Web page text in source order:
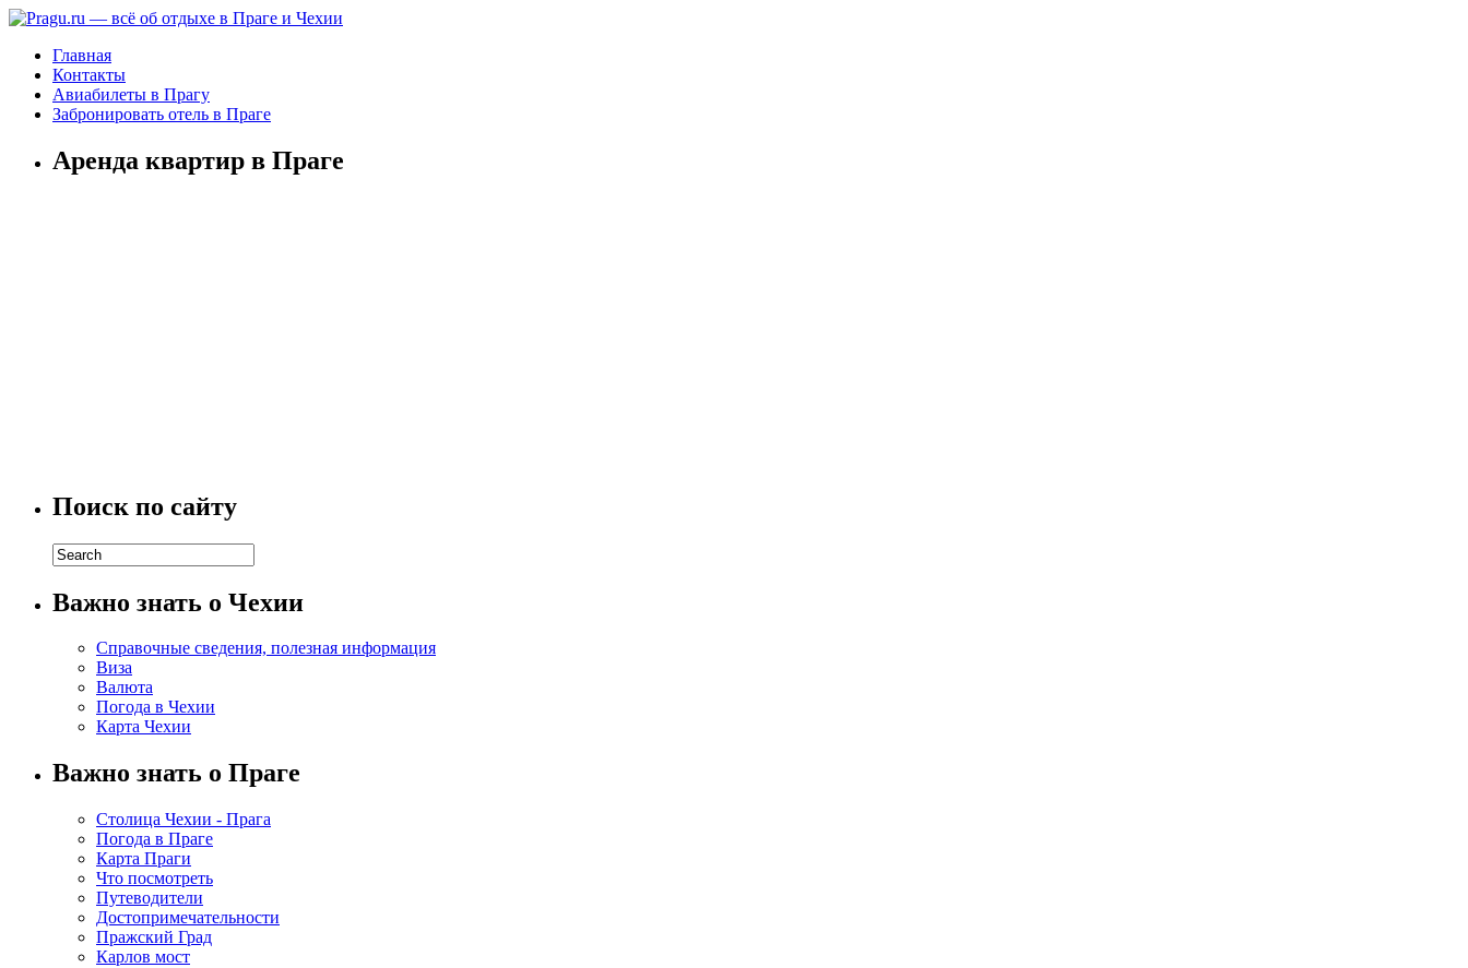
Главная
Контакты
Авиабилеты в Прагу
Забронировать отель в Праге
Аренда квартир в Праге
Поиск по сайту
Важно знать о Чехии
Справочные сведения, полезная информация
Виза
Валюта
Погода в Чехии
Карта Чехии
Важно знать о Праге
Столица Чехии - Прага
Погода в Праге
Карта Праги
Что посмотреть
Путеводители
Достопримечательности
Пражский Град
Карлов мост